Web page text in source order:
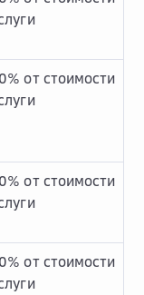
от стоимости
от стоимости
от стоимости